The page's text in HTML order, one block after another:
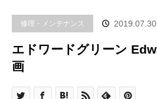
修理・メンテナンス 2019.07.30
エドワードグリーン
画